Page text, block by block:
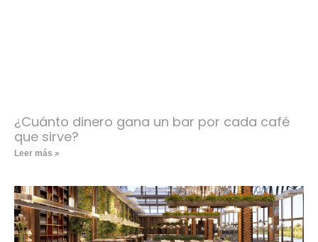
¿Cuánto dinero gana un bar por cada café
que sirve?
Leer más »